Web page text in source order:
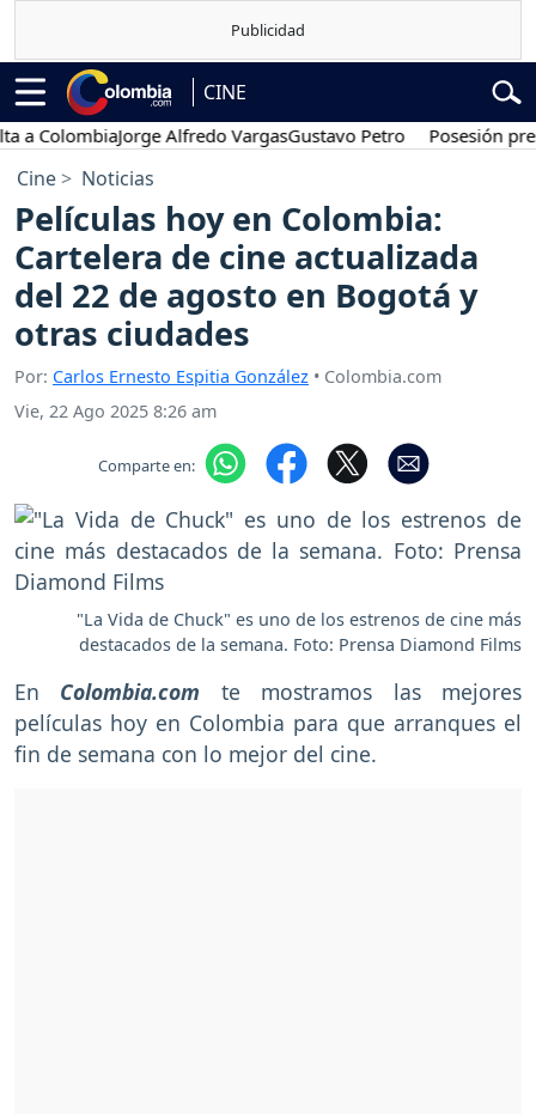
CINE
Jorge Alfredo VargasGustavo Petro Posesión
Cine Noticias
Películas hoy en Colombia:
Cartelera de cine actualizada
del 22 de agosto en Bogotá y
otras ciudades
Por: Carlos Ernesto Espitia González • Colombia.com
Vie, 22 Ago 2025 8:26 am
Comparte en:
"La Vida de Chuck" es uno de los estrenos de cine más
destacados de la semana. Foto: Prensa Diamond Films
En Colombia.com te mostramos las mejores
películas hoy en Colombia para que arranques el
fin de semana con lo mejor del cine.